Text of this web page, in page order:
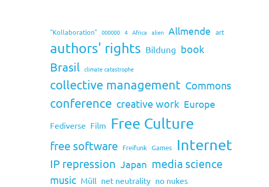
"Kollaboration" 000000 4 Africa alien Allmende art
authors' rights Bildung book
Brasil climate catastrophe
collective management Commons
conference creative work Europe
Fediverse Film Free Culture
free software Freifunk Games Internet
IP repression Japan media science
music Müll net neutrality no nukes